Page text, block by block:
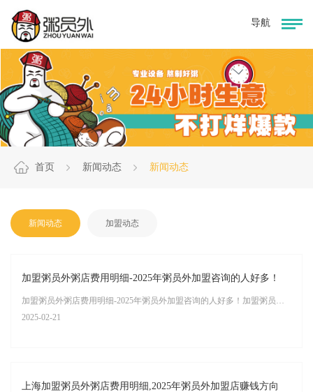
首页 新闻动态 新闻动态
新闻动态 加盟动态
加盟粥员外粥店费用明细-2025年粥员外加盟咨询的人好多！
加盟粥员外粥店费用明细-2025年粥员外加盟咨询的人好多！加盟粥员外粥店的具体费用明细会根据地区、店铺规模、经营计划等多种因素有所不同。以下是根据2025年最新信息整理的粥员外粥店加盟费用的一个大致范围
2025-02-21
上海加盟粥员外粥店费用明细,2025年粥员外加盟店赚钱方向